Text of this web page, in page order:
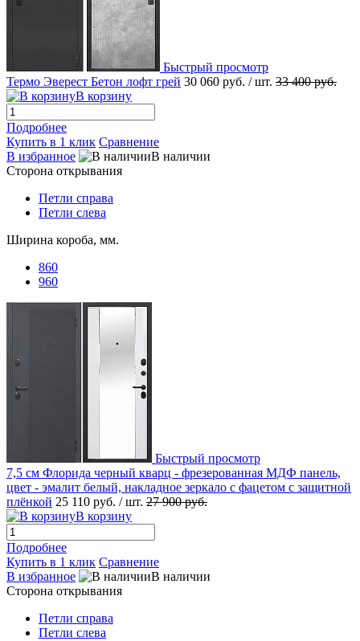
Быстрый просмотр
Термо Эверест Бетон лофт грей 30 060 руб. / шт. 33 400 руб.
В корзину
Подробнее
Купить в 1 клик Сравнение
В избранное
В наличии
Сторона открывания
Петли справа
Петли слева
Ширина короба, мм.
860
960
Быстрый просмотр
7,5 см Флорида черный кварц - фрезерованная МДФ панель,
цвет - эмалит белый, накладное зеркало с фацетом с защитной
плёнкой 25 110 руб. / шт. 27 900 руб.
В корзину
Подробнее
Купить в 1 клик Сравнение
В избранное
В наличии
Сторона открывания
Петли справа
Петли слева